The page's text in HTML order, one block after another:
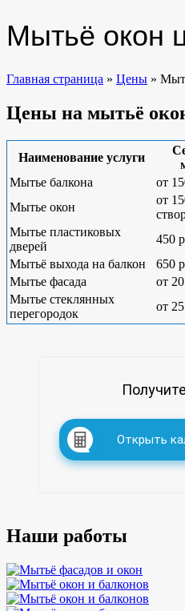
Мытьё окон
Главная страница » Цены »
Цены на мытьё
Наименование услуги
Мытье балкона
от
Мытье окон
от
Мытье пластиковых
дверей
450
Мытьё выхода на балкон
650
Мытье фасада
от
Мытье стеклянных
перегородок
от
Открыть
Наши работы